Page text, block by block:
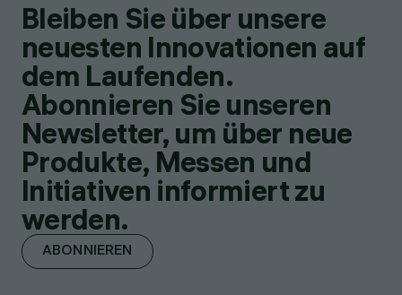
Bleiben Sie über unsere
neuesten Innovationen auf
dem Laufenden.
Abonnieren Sie unseren
Newsletter, um über neue
Produkte, Messen und
Initiativen informiert zu
werden.
ABONNIEREN